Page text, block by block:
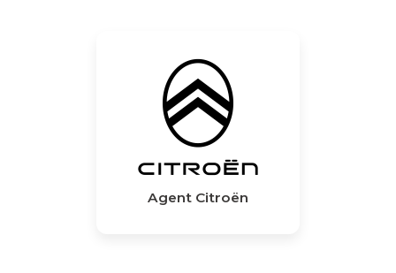
Agent Citroën